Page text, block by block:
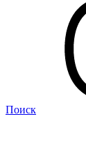
Поиск